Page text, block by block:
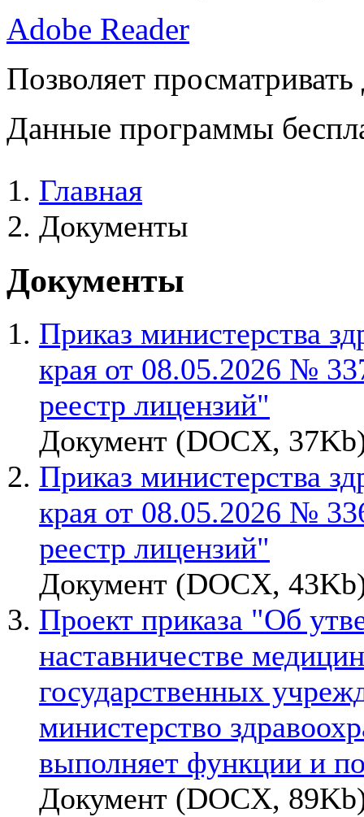
Adobe Reader
Позволяет
Данные программы
Главная
Документы
Документы
Приказ министерства
края от 08.05.2026 №
реестр лицензий"
Документ (DOCX,
Приказ министерства
края от 08.05.2026 №
реестр лицензий"
Документ (DOCX,
Проект приказа "Об
наставничестве
государственных
министерство
выполняет функции и
Документ (DOCX,